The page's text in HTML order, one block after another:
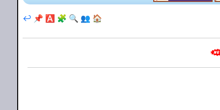
🏠
👥
🔍
🧩
🅰️
📌
↩️